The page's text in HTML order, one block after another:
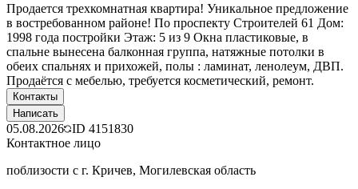
Продается трехкомнатная квартира! Уникальное предложение
в востребованном районе! По проспекту Строителей 61 Дом:
1998 года постройки Этаж: 5 из 9 Окна пластиковые, в
спальне вынесена балконная группа, натяжные потолки в
обеих спальнях и прихожей, полы : ламинат, ленолеум, ДВП.
Продаётся с мебелью, требуется косметический, ремонт.
Контакты
Написать
05.08.2026 ID 4151830
Контактное лицо
поблизости с г. Кричев, Могилевская область